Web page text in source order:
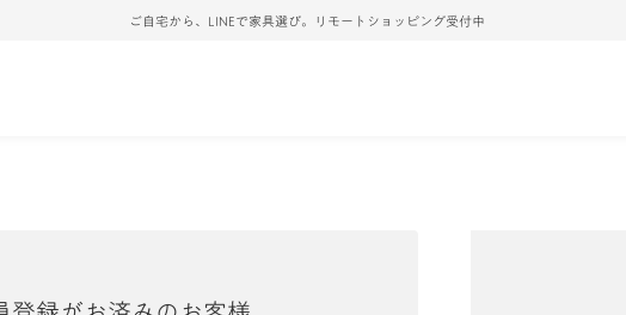
ご自宅から、LINEで家具選び。リモートショッピング受付中